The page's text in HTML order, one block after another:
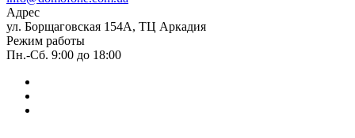
Адрес
ул. Борщаговская 154А, ТЦ Аркадия
Режим работы
Пн.-Сб. 9:00 до 18:00